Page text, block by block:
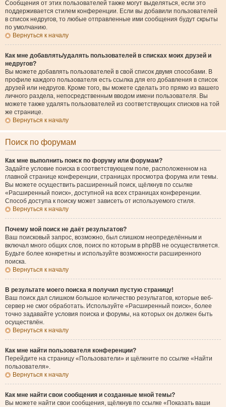
Сообщения от этих пользователей также могут выделяться, если это
поддерживается стилем конференции. Если вы добавили пользователей
в список недругов, то любые отправленные ими сообщения будут скрыты
по умолчанию.
Вернуться к началу
Как мне добавлять/удалять пользователей в списках моих друзей и
недругов?
Вы можете добавлять пользователей в свой список двумя способами. В
профиле каждого пользователя есть ссылка для его добавления в список
друзей или недругов. Кроме того, вы можете сделать это прямо из вашего
личного раздела, непосредственным вводом имени пользователя. Вы
можете также удалять пользователей из соответствующих списков на той
же странице.
Вернуться к началу
Поиск по форумам
Как мне выполнить поиск по форуму или форумам?
Задайте условие поиска в соответствующем поле, расположенном на
главной странице конференции, страницах просмотра форума или темы.
Вы можете осуществить расширенный поиск, щёлкнув по ссылке
«Расширенный поиск», доступной на всех страницах конференции.
Способ доступа к поиску может зависеть от используемого стиля.
Вернуться к началу
Почему мой поиск не даёт результатов?
Ваш поисковый запрос, возможно, был слишком неопределённым и
включал много общих слов, поиск по которым в phpBB не осуществляется.
Будьте более конкретны и используйте возможности расширенного
поиска.
Вернуться к началу
В результате моего поиска я получил пустую страницу!
Ваш поиск дал слишком большое количество результатов, которые веб-
сервер не смог обработать. Используйте «Расширенный поиск», более
точно задавайте условия поиска и форумы, на которых он должен быть
осуществлён.
Вернуться к началу
Как мне найти пользователя конференции?
Перейдите на страницу «Пользователи» и щёлкните по ссылке «Найти
пользователя».
Вернуться к началу
Как мне найти свои сообщения и созданные мной темы?
Вы можете найти свои сообщения, щёлкнув по ссылке «Показать ваши